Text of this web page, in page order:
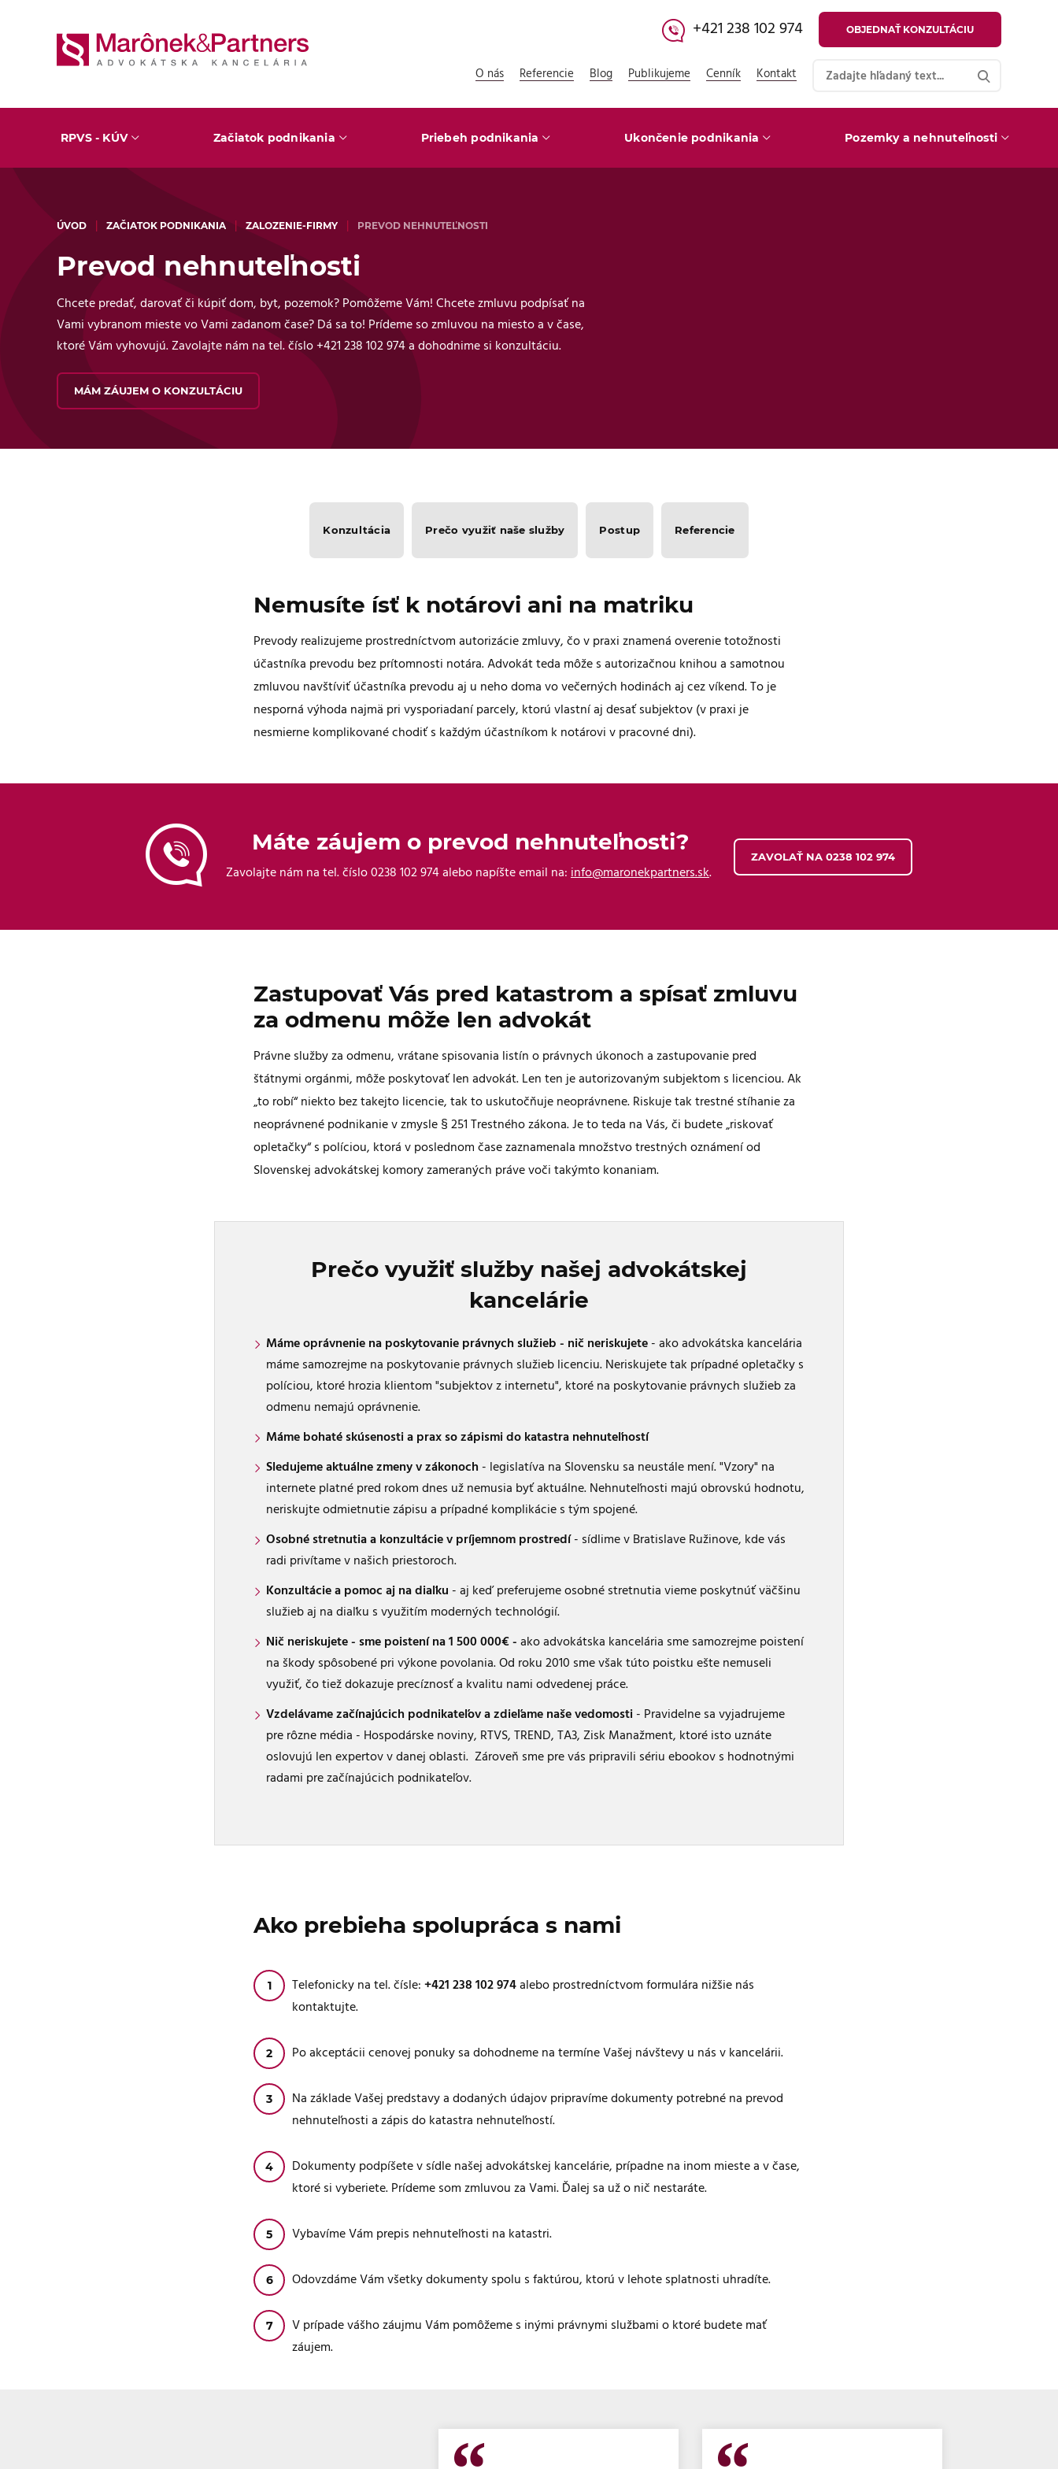
+421 238 102 974 OBJEDNAŤ KONZULTÁCIU
O nás Referencie Blog Publikujeme Cenník Kontakt
RPVS - KÚV Začiatok podnikania Priebeh podnikania Ukončenie podnikania Pozemky a nehnuteľnosti
ÚVOD ZAČIATOK PODNIKANIA ZALOZENIE-FIRMY PREVOD NEHNUTEĽNOSTI
Prevod nehnuteľnosti
Chcete predať, darovať či kúpiť dom, byt, pozemok? Pomôžeme Vám! Chcete zmluvu podpísať na
Vami vybranom mieste vo Vami zadanom čase? Dá sa to! Prídeme so zmluvou na miesto a v čase,
ktoré Vám vyhovujú. Zavolajte nám na tel. číslo +421 238 102 974 a dohodnime si konzultáciu.
MÁM ZÁUJEM O KONZULTÁCIU
Konzultácia Prečo využiť naše služby Postup Referencie
Nemusíte ísť k notárovi ani na matriku
Prevody realizujeme prostredníctvom autorizácie zmluvy, čo v praxi znamená overenie totožnosti
účastníka prevodu bez prítomnosti notára. Advokát teda môže s autorizačnou knihou a samotnou
zmluvou navštíviť účastníka prevodu aj u neho doma vo večerných hodinách aj cez víkend. To je
nesporná výhoda najmä pri vysporiadaní parcely, ktorú vlastní aj desať subjektov (v praxi je
nesmierne komplikované chodiť s každým účastníkom k notárovi v pracovné dni).
Máte záujem o prevod nehnuteľnosti?
Zavolajte nám na tel. číslo 0238 102 974 alebo napíšte email na: info@maronekpartners.sk.
ZAVOLAŤ NA 0238 102 974​
Zastupovať Vás pred katastrom a spísať zmluvu
za odmenu môže len advokát
Právne služby za odmenu, vrátane spisovania listín o právnych úkonoch a zastupovanie pred
štátnymi orgánmi, môže poskytovať len advokát. Len ten je autorizovaným subjektom s licenciou. Ak
„to robí“ niekto bez takejto licencie, tak to uskutočňuje neoprávnene. Riskuje tak trestné stíhanie za
neoprávnené podnikanie v zmysle § 251 Trestného zákona. Je to teda na Vás, či budete „riskovať
opletačky“ s políciou, ktorá v poslednom čase zaznamenala množstvo trestných oznámení od
Slovenskej advokátskej komory zameraných práve voči takýmto konaniam.
Prečo využiť služby našej advokátskej
kancelárie
Máme oprávnenie na poskytovanie právnych služieb - nič neriskujete - ako advokátska kancelária
máme samozrejme na poskytovanie právnych služieb licenciu. Neriskujete tak prípadné opletačky s
políciou, ktoré hrozia klientom "subjektov z internetu", ktoré na poskytovanie právnych služieb za
odmenu nemajú oprávnenie.
Máme bohaté skúsenosti a prax so zápismi do katastra nehnuteľností
Sledujeme aktuálne zmeny v zákonoch - legislatíva na Slovensku sa neustále mení. "Vzory" na
internete platné pred rokom dnes už nemusia byť aktuálne. Nehnuteľnosti majú obrovskú hodnotu,
neriskujte odmietnutie zápisu a prípadné komplikácie s tým spojené.
Osobné stretnutia a konzultácie v príjemnom prostredí- sídlime v Bratislave Ružinove, kde vás
radi privítame v našich priestoroch.
Konzultácie a pomoc aj na diaľku - aj keď preferujeme osobné stretnutia vieme poskytnúť väčšinu
služieb aj na diaľku s využitím moderných technológií.
Nič neriskujete - sme poistení na 1 500 000€ - ako advokátska kancelária sme samozrejme poistení
na škody spôsobené pri výkone povolania. Od roku 2010 sme však túto poistku ešte nemuseli
využiť, čo tiež dokazuje precíznosť a kvalitu nami odvedenej práce.
Vzdelávame začínajúcich podnikateľov a zdieľame naše vedomosti - Pravidelne sa vyjadrujeme
pre rôzne média - Hospodárske noviny, RTVS, TREND, TA3, Zisk Manažment, ktoré isto uznáte
oslovujú len expertov v danej oblasti. Zároveň sme pre vás pripravili sériu ebookov s hodnotnými
radami pre začínajúcich podnikateľov.
Ako prebieha spolupráca s nami
Telefonicky na tel. čísle: +421 238 102 974 alebo prostredníctvom formulára nižšie nás
kontaktujte.
Po akceptácii cenovej ponuky sa dohodneme na termíne Vašej návštevy u nás v kancelárii.
Na základe Vašej predstavy a dodaných údajov pripravíme dokumenty potrebné na prevod
nehnuteľnosti a zápis do katastra nehnuteľností.
Dokumenty podpíšete v sídle našej advokátskej kancelárie, prípadne na inom mieste a v čase,
ktoré si vyberiete. Prídeme som zmluvou za Vami. Ďalej sa už o nič nestaráte.
Vybavíme Vám prepis nehnuteľnosti na katastri.
Odovzdáme Vám všetky dokumenty spolu s faktúrou, ktorú v lehote splatnosti uhradíte.
V prípade vášho záujmu Vám pomôžeme s inými právnymi službami o ktoré budete mať
záujem.